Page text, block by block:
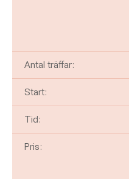
Antal träffar:
Start:
Tid:
Pris: